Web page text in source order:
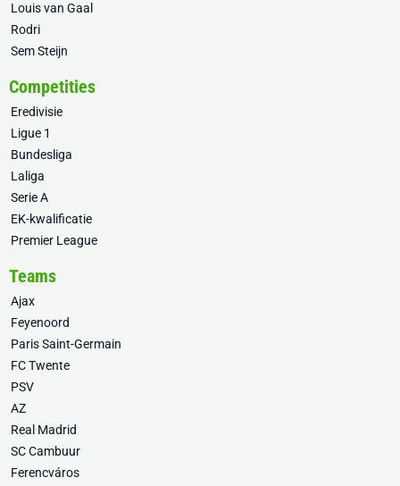
Louis van Gaal
Rodri
Sem Steijn
Competities
Eredivisie
Ligue 1
Bundesliga
Laliga
Serie A
EK-kwalificatie
Premier League
Teams
Ajax
Feyenoord
Paris Saint-Germain
FC Twente
PSV
AZ
Real Madrid
SC Cambuur
Ferencváros